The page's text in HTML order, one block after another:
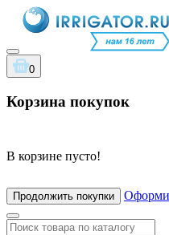
0
Корзина покупок
В корзине пусто!
Продолжить покупки